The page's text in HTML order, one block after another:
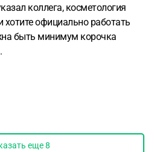
коллега, косметология
хотите официально работать
быть минимум корочка
еще8